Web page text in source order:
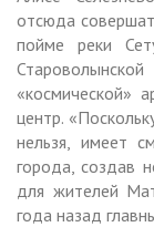
отсюда
пойме реки
«космической»
центр.
нельзя, имеет
города, создав
для жителей
года назад